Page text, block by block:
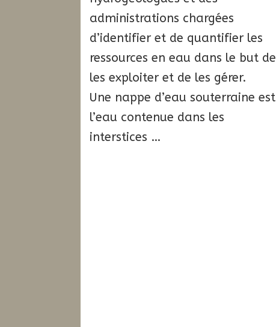
administrations chargées
d’identifier et de quantifier les
ressources en eau dans le but de
les exploiter et de les gérer.
Une nappe d’eau souterraine est
l’eau contenue dans les
interstices …